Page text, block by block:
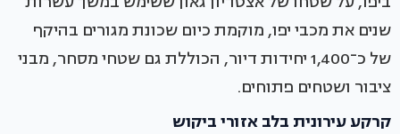
שנים את מכבי יפו, מוקמת כיום שכונת מגורים בהיקף
של כ־1,400 יחידות דיור, הכוללת גם שטחי מסחר, מבני
ציבור ושטחים פתוחים.
קרקע עירונית בלב אזורי ביקוש